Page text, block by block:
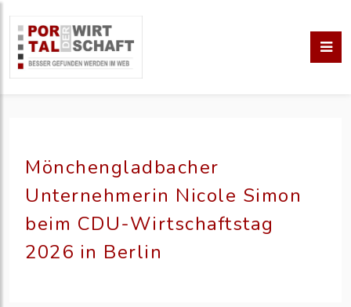
Mönchengladbacher
Unternehmerin Nicole Simon
beim CDU-Wirtschaftstag
2026 in Berlin